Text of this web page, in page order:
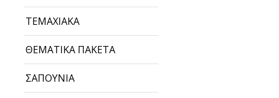
ΤΕΜΑΧΙΑΚΑ
ΘΕΜΑΤΙΚΑ ΠΑΚΕΤΑ
ΣΑΠΟΥΝΙΑ